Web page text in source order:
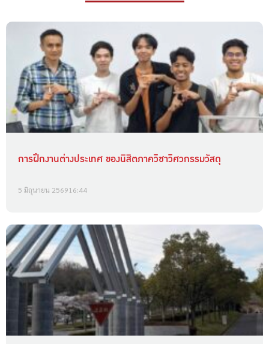
การฝึกงานต่างประเทศ ของนิสิตภาควิชาวิศวกรรมวัสดุ
5 มิถุนายน 256916:44